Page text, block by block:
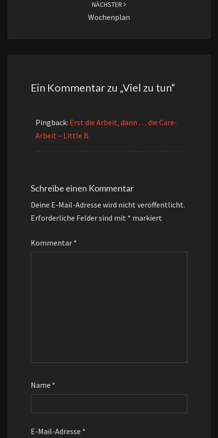
NÄCHSTER
Wochenplan
Ein Kommentar zu „Viel zu tun“
Pingback: Erst die Arbeit, dann … die Care-
Arbeit – Little B.
Schreibe einen Kommentar
Deine E-Mail-Adresse wird nicht veröffentlicht.
Erforderliche Felder sind mit * markiert
Kommentar *
Name *
E-Mail-Adresse *